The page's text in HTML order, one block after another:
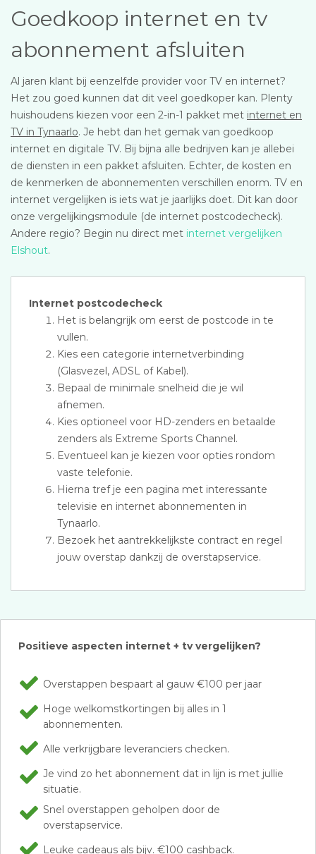
Goedkoop internet en tv
abonnement afsluiten
Al jaren klant bij eenzelfde provider voor TV en internet?
Het zou goed kunnen dat dit veel goedkoper kan. Plenty
huishoudens kiezen voor een 2-in-1 pakket met internet en
TV in Tynaarlo. Je hebt dan het gemak van goedkoop
internet en digitale TV. Bij bijna alle bedrijven kan je allebei
de diensten in een pakket afsluiten. Echter, de kosten en
de kenmerken de abonnementen verschillen enorm. TV en
internet vergelijken is iets wat je jaarlijks doet. Dit kan door
onze vergelijkingsmodule (de internet postcodecheck).
Andere regio? Begin nu direct met internet vergelijken
Elshout.
Internet postcodecheck
Het is belangrijk om eerst de postcode in te
vullen.
Kies een categorie internetverbinding
(Glasvezel, ADSL of Kabel).
Bepaal de minimale snelheid die je wil
afnemen.
Kies optioneel voor HD-zenders en betaalde
zenders als Extreme Sports Channel.
Eventueel kan je kiezen voor opties rondom
vaste telefonie.
Hierna tref je een pagina met interessante
televisie en internet abonnementen in
Tynaarlo.
Bezoek het aantrekkelijkste contract en regel
jouw overstap dankzij de overstapservice.
Positieve aspecten internet + tv vergelijken?
Overstappen bespaart al gauw €100 per jaar
Hoge welkomstkortingen bij alles in 1
abonnementen.
Alle verkrijgbare leveranciers checken.
Je vind zo het abonnement dat in lijn is met jullie
situatie.
Snel overstappen geholpen door de
overstapservice.
Leuke cadeaus als bijv. €100 cashback.